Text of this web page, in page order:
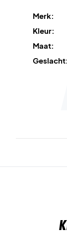
Merk:
Kleur:
Maat:
Geslacht: